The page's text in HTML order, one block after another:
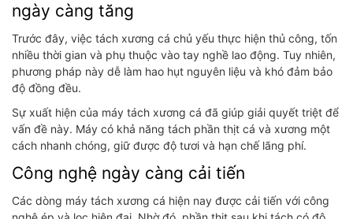
ngày càng tăng
Trước đây, việc tách xương cá chủ yếu thực hiện thủ công, tốn
nhiều thời gian và phụ thuộc vào tay nghề lao động. Tuy nhiên,
phương pháp này dễ làm hao hụt nguyên liệu và khó đảm bảo
độ đồng đều.
Sự xuất hiện của máy tách xương cá đã giúp giải quyết triệt để
vấn đề này. Máy có khả năng tách phần thịt cá và xương một
cách nhanh chóng, giữ được độ tươi và hạn chế lãng phí.
Công nghệ ngày càng cải tiến
Các dòng máy tách xương cá hiện nay được cải tiến với công